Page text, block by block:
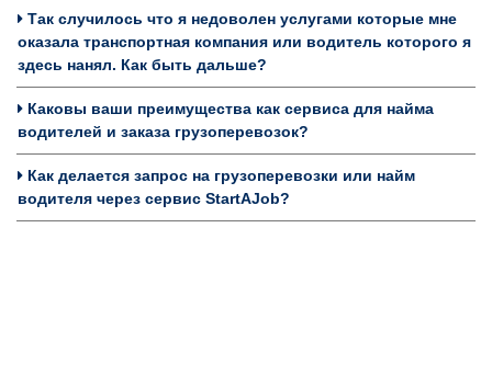
Так случилось что я недоволен услугами которые мне
оказала транспортная компания или водитель которого я
здесь нанял. Как быть дальше?
Каковы ваши преимущества как сервиса для найма
водителей и заказа грузоперевозок?
Как делается запрос на грузоперевозки или найм
водителя через сервис StartAJob?